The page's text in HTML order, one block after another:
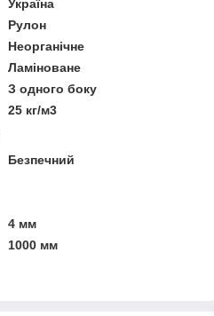
Україна
Рулон
Неорганічне
Ламіноване
З одного боку
25 кг/м3
Безпечний
4 мм
1000 мм